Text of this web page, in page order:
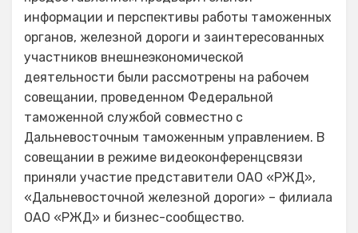
информации и перспективы работы таможенных
органов, железной дороги и заинтересованных
участников внешнеэкономической
деятельности были рассмотрены на рабочем
совещании, проведенном Федеральной
таможенной службой совместно с
Дальневосточным таможенным управлением. В
совещании в режиме видеоконференцсвязи
приняли участие представители ОАО «РЖД»,
«Дальневосточной железной дороги» – филиала
ОАО «РЖД» и бизнес-сообщество.